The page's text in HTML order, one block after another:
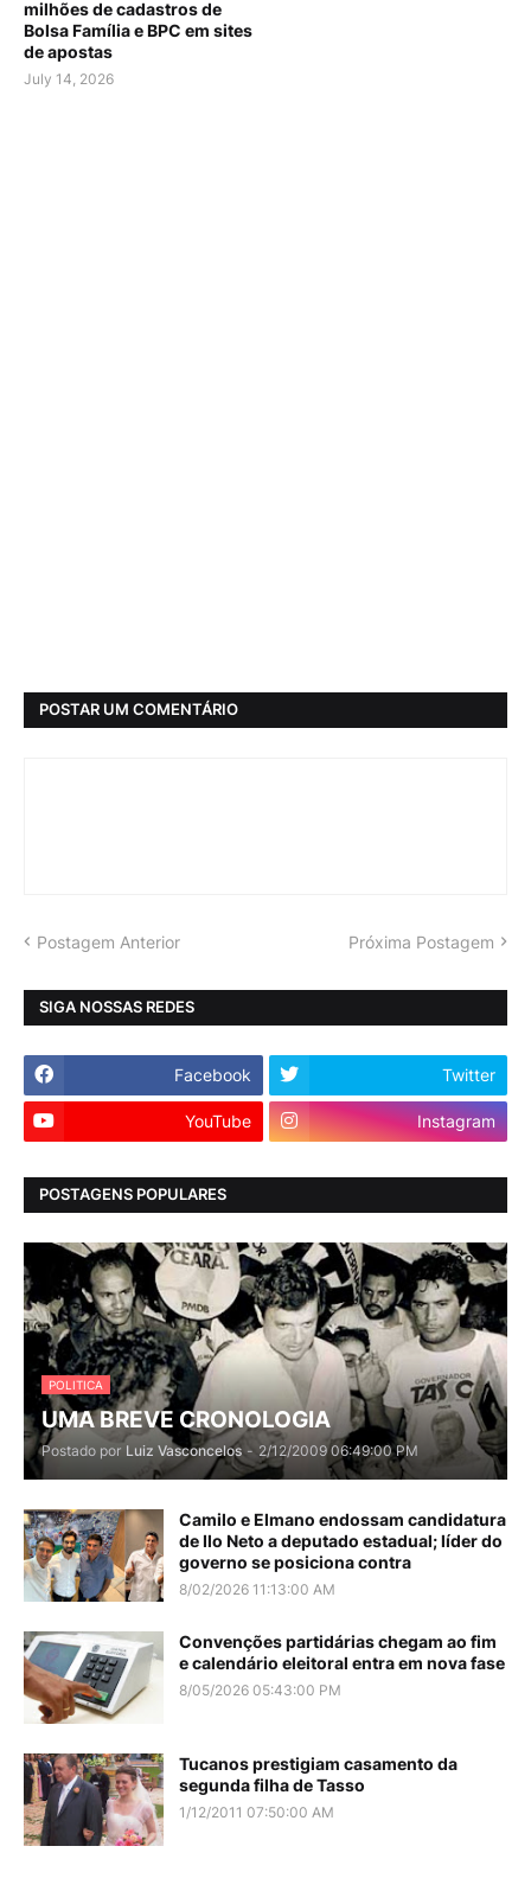
milhões de cadastros de
Bolsa Família e BPC em sites
de apostas
July 14, 2026
POSTAR UM COMENTÁRIO
Postagem Anterior Próxima Postagem
SIGA NOSSAS REDES
Facebook Twitter
YouTube Instagram
POSTAGENS POPULARES
POLITICA
UMA BREVE CRONOLOGIA
Postado por Luiz Vasconcelos - 2/12/2009 06:49:00 PM
Camilo e Elmano endossam candidatura
de Ilo Neto a deputado estadual; líder do
governo se posiciona contra
8/02/2026 11:13:00 AM
Convenções partidárias chegam ao fim
e calendário eleitoral entra em nova fase
8/05/2026 05:43:00 PM
Tucanos prestigiam casamento da
segunda filha de Tasso
1/12/2011 07:50:00 AM